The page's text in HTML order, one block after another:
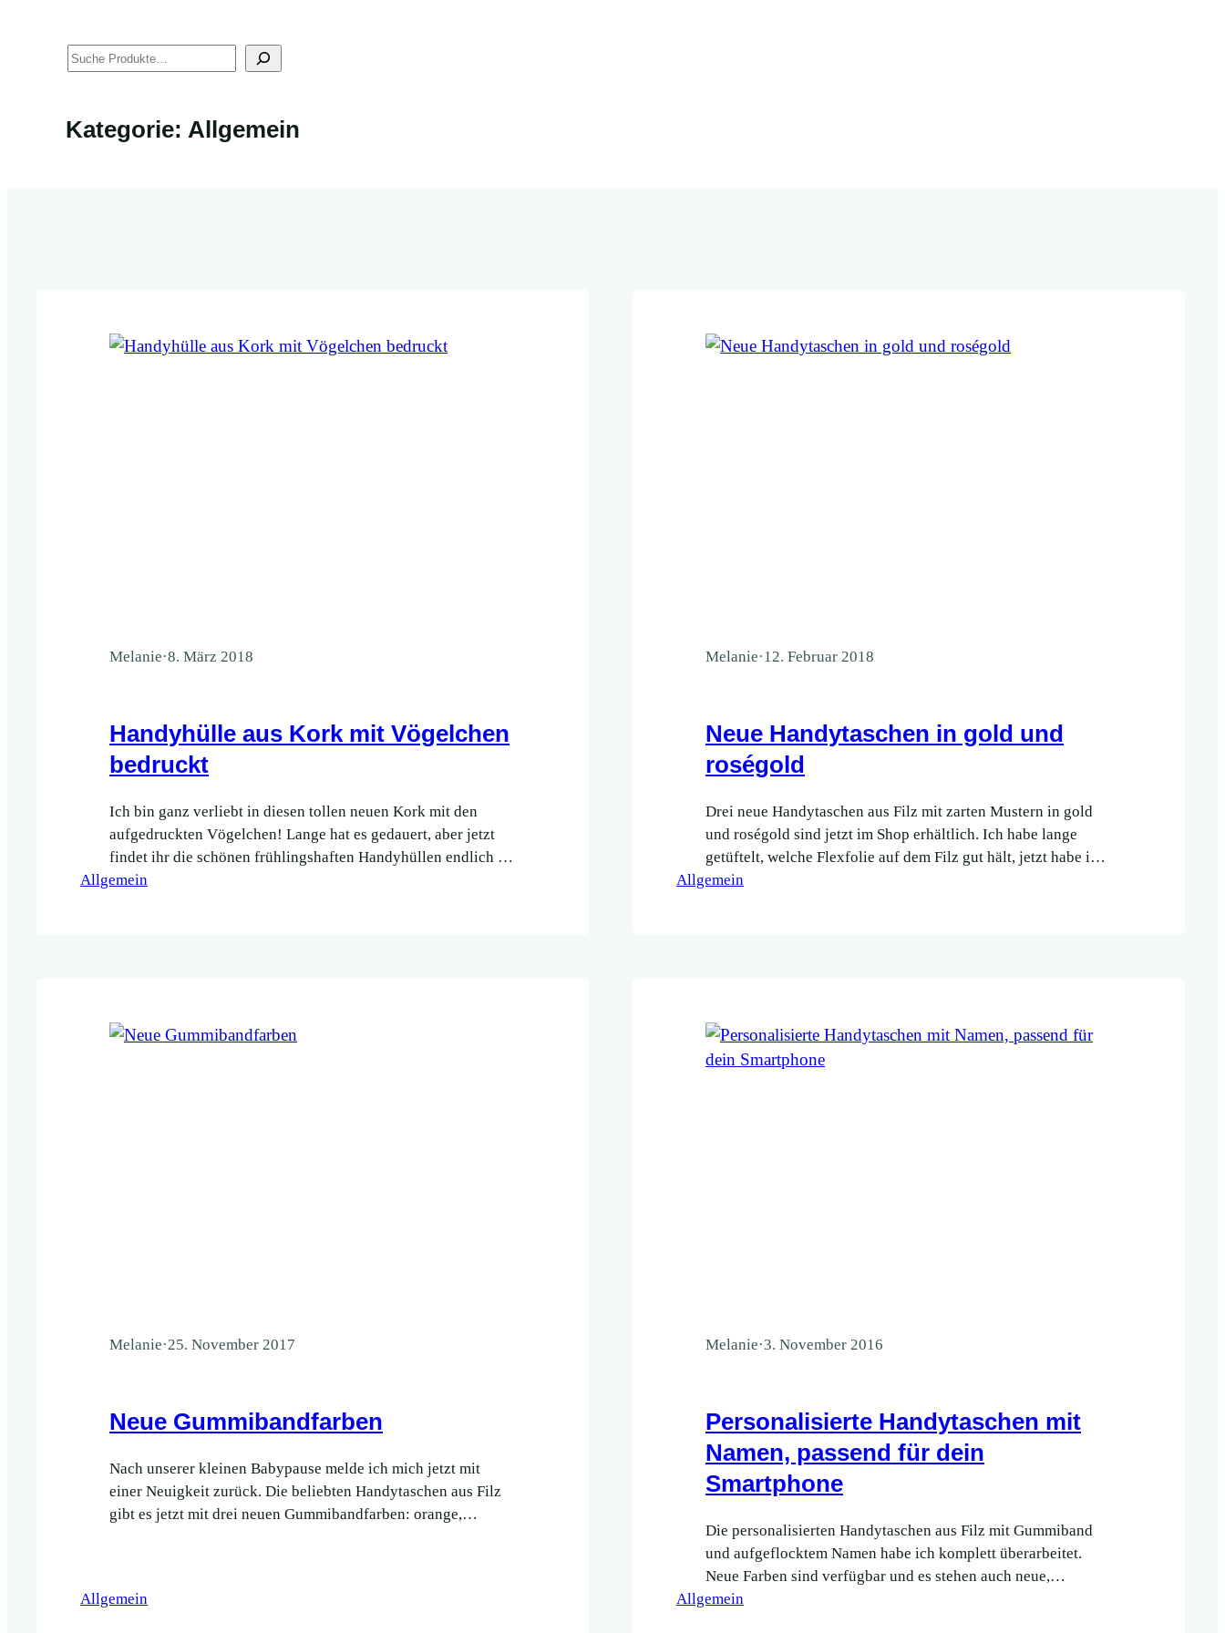
Kategorie: Allgemein
Melanie·8. März 2018
Handyhülle aus Kork mit Vögelchen
bedruckt
Ich bin ganz verliebt in diesen tollen neuen Kork mit den
aufgedruckten Vögelchen! Lange hat es gedauert, aber jetzt
findet ihr die schönen frühlingshaften Handyhüllen endlich im
Shop.
Allgemein
Melanie·12. Februar 2018
Neue Handytaschen in gold und
roségold
Drei neue Handytaschen aus Filz mit zarten Mustern in gold
und roségold sind jetzt im Shop erhältlich. Ich habe lange
getüftelt, welche Flexfolie auf dem Filz gut hält, jetzt habe ich
die perfekte Folie gefunden. Die goldenen Punkte und das
Allgemein
Melanie·25. November 2017
Neue Gummibandfarben
Nach unserer kleinen Babypause melde ich mich jetzt mit
einer Neuigkeit zurück. Die beliebten Handytaschen aus Filz
gibt es jetzt mit drei neuen Gummibandfarben: orange,
Allgemein
Melanie·3. November 2016
Personalisierte Handytaschen mit
Namen, passend für dein
Smartphone
Die personalisierten Handytaschen aus Filz mit Gummiband
und aufgeflocktem Namen habe ich komplett überarbeitet.
Neue Farben sind verfügbar und es stehen auch neue,
modernere Schriftarten zur Auswahl.
Allgemein